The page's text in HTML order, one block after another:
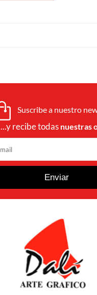
Suscribe a nuestro
...y recibe todas nuestras